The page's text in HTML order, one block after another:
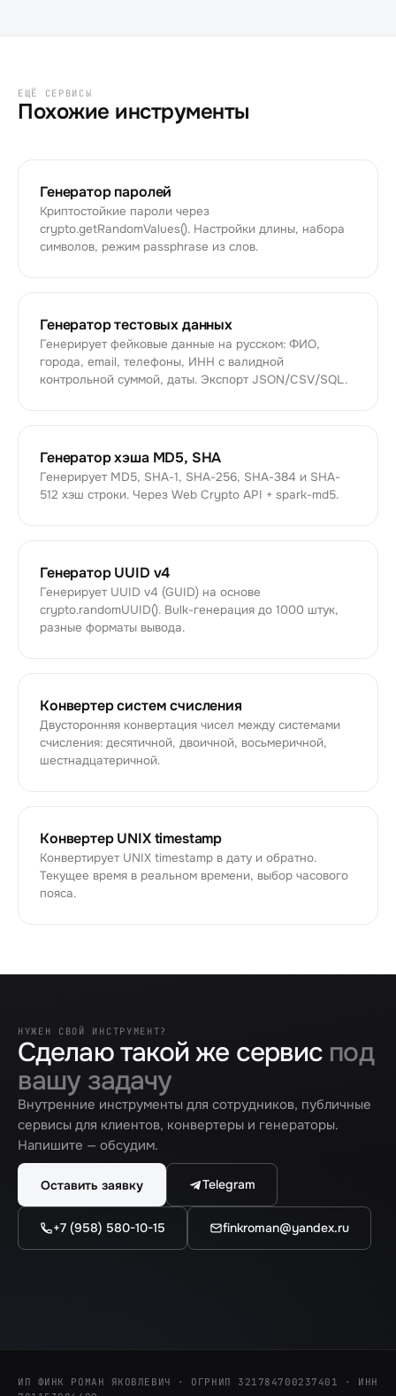
ЕЩЁ СЕРВИСЫ
Похожие инструменты
Генератор паролей
Криптостойкие пароли через
crypto.getRandomValues(). Настройки длины, набора
символов, режим passphrase из слов.
Генератор тестовых данных
Генерирует фейковые данные на русском: ФИО,
города, email, телефоны, ИНН с валидной
контрольной суммой, даты. Экспорт JSON/CSV/SQL.
Генератор хэша MD5, SHA
Генерирует MD5, SHA-1, SHA-256, SHA-384 и SHA-
512 хэш строки. Через Web Crypto API + spark-md5.
Генератор UUID v4
Генерирует UUID v4 (GUID) на основе
crypto.randomUUID(). Bulk-генерация до 1000 штук,
разные форматы вывода.
Конвертер систем счисления
Двусторонняя конвертация чисел между системами
счисления: десятичной, двоичной, восьмеричной,
шестнадцатеричной.
Конвертер UNIX timestamp
Конвертирует UNIX timestamp в дату и обратно.
Текущее время в реальном времени, выбор часового
пояса.
НУЖЕН СВОЙ ИНСТРУМЕНТ?
Сделаю такой же сервис под
вашу задачу
Внутренние инструменты для сотрудников, публичные
сервисы для клиентов, конвертеры и генераторы.
Напишите — обсудим.
Оставить заявку Telegram
+7 (958) 580-10-15 finkroman@yandex.ru
ИП ФИНК РОМАН ЯКОВЛЕВИЧ · ОГРНИП 321784700237401 · ИНН